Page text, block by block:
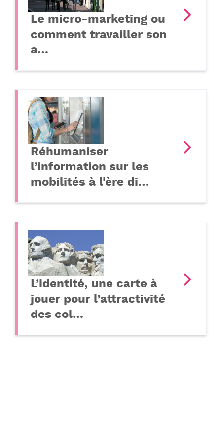
Le micro-marketing ou
comment travailler son
a…
Réhumaniser
l’information sur les
mobilités à l'ère di…
L’identité, une carte à
jouer pour l’attractivité
des col…